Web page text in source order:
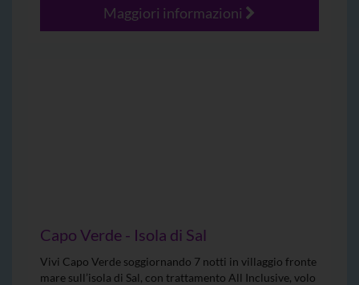
Maggiori informazioni
Capo Verde - Isola di Sal
Vivi Capo Verde soggiornando 7 notti in villaggio fronte
mare sull’isola di Sal, con trattamento All Inclusive, volo